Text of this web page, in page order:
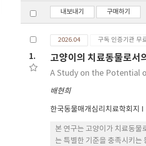
내보내기 구매하기
1.
2026.04 구독 인증기관 무
고양이의 치료동물로서
A Study on the Potential
배현희
한국동물매개심리치료학회지
본 연구는 고양이가 치료동물
는 특별한 기준을 충족시키는